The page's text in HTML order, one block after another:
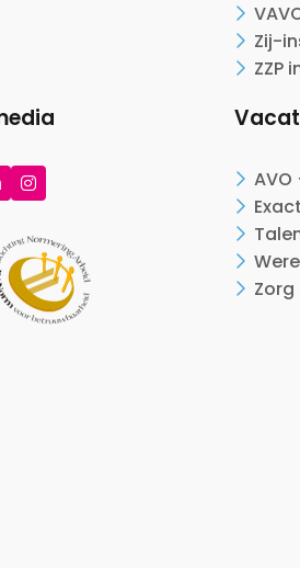
Ga
naar
Instagram
Zij-
ZZP
AVO
Exact
Zorg